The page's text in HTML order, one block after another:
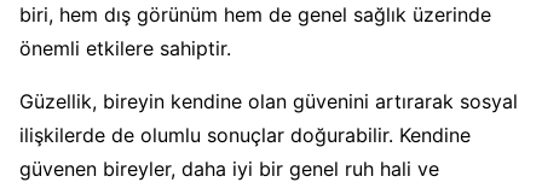
biri, hem dış görünüm hem de genel sağlık üzerinde
önemli etkilere sahiptir.
Güzellik, bireyin kendine olan güvenini artırarak sosyal
ilişkilerde de olumlu sonuçlar doğurabilir. Kendine
güvenen bireyler, daha iyi bir genel ruh hali ve